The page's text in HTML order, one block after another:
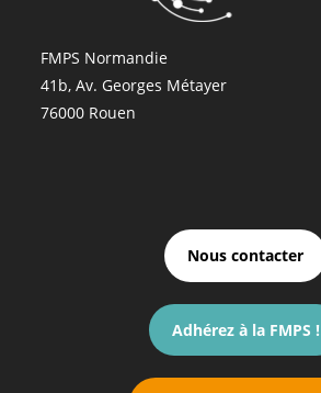
FMPS Normandie
41b, Av. Georges Métayer
76000 Rouen
Nous contacter
Adhérez à la FMPS !